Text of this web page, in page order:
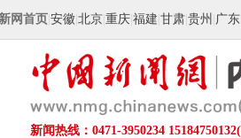
网首页 安徽 北京 重庆 福建 甘肃 贵州 广东
新闻热线：0471-3950234